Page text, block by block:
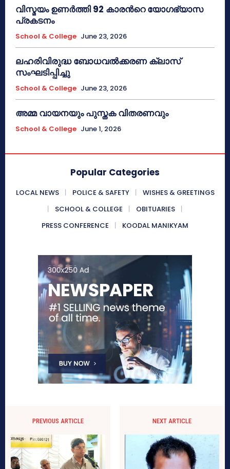
വിസ്മയം ഉണർത്തി 92 കാരൻറെ യോഗഭ്യാസ
പ്രകടനം
School & College June 23, 2026
ലഹരിവിരുദ്ധ ബോധവൽക്കരണ ക്ലാസ്
സംഘടിപ്പിച്ചു
School & College June 23, 2026
അമ്മ വായനയും പുസ്തക വിതരണവും
School & College June 1, 2026
Popular Categories
LOCAL NEWS POLICE & SAFETY
WISHES & GREETINGS
SCHOOL & COLLEGE
OBITUARIES
PRESS CONFERENCE
KOODAL MANIKYAM
PREVIOUS ARTICLE NEXT ARTICLE